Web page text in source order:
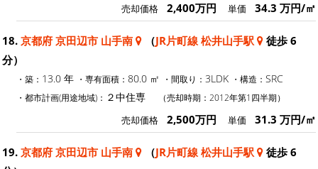
売却価格 2,400万円 単価 34.3 万円/㎡
18. 京都府 京田辺市 山手南 （JR片町線 松井山手駅
徒歩 6
分）
・築： 13.0 年 ・専有面積： 80.0 ㎡ ・間取り： 3LDK ・構造： SRC
・都市計画(用途地域)： ２中住専 （売却時期：2012年第1四半期）
売却価格 2,500万円 単価 31.3 万円/㎡
19. 京都府 京田辺市 山手南 （JR片町線 松井山手駅
徒歩 6